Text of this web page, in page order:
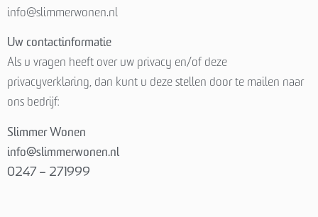
info@slimmerwonen.nl
Uw contactinformatie
Als u vragen heeft over uw privacy en/of deze
privacyverklaring, dan kunt u deze stellen door te mailen naar
ons bedrijf:
Slimmer Wonen
info@slimmerwonen.nl
0247 – 271999